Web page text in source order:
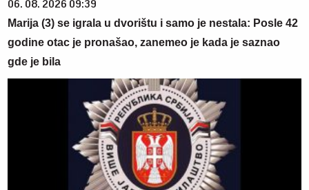
06. 08. 2026 09:39
Marija (3) se igrala u dvorištu i samo je nestala: Posle 42
godine otac je pronašao, zanemeo je kada je saznao
gde je bila